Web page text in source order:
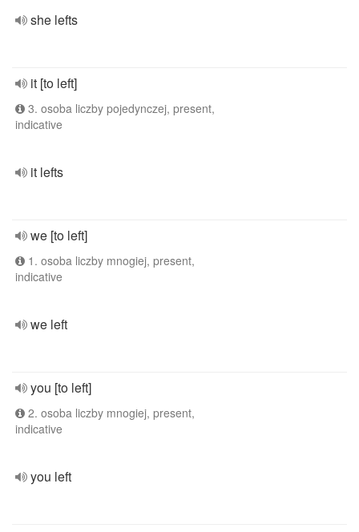
she lefts
it [to left]
3. osoba liczby pojedynczej, present,
indicative
it lefts
we [to left]
1. osoba liczby mnogiej, present,
indicative
we left
you [to left]
2. osoba liczby mnogiej, present,
indicative
you left